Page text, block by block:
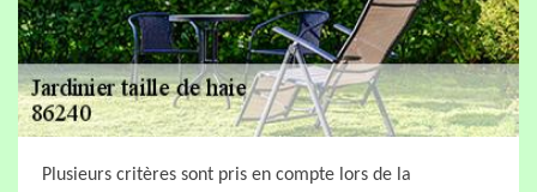
Plusieurs critères sont pris en compte lors de la